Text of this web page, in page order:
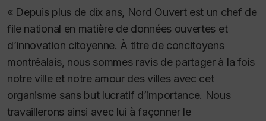
« Depuis plus de dix ans, Nord Ouvert est un chef de
file national en matière de données ouvertes et
d’innovation citoyenne. À titre de concitoyens
montréalais, nous sommes ravis de partager à la fois
notre ville et notre amour des villes avec cet
organisme sans but lucratif d’importance. Nous
travaillerons ainsi avec lui à façonner le